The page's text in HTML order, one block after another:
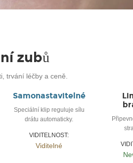
zubů
trvání léčby a ceně.
Samonastavitelné
Speciální klip reguluje sílu
drátu automaticky.
VIDITELNOST:
Viditelné